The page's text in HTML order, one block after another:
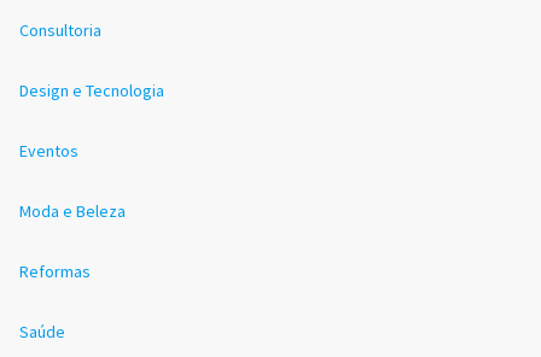
Consultoria
Design e Tecnologia
Eventos
Moda e Beleza
Reformas
Saúde